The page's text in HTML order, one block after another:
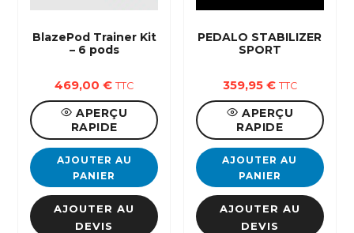
BlazePod Trainer Kit
– 6 pods
469,00€ TTC
APERÇU
RAPIDE
AJOUTER AU
PANIER
AJOUTER AU
DEVIS
PEDALO STABILIZER
SPORT
359,95 € TTC
APERÇU
RAPIDE
AJOUTER AU
PANIER
AJOUTER AU
DEVIS